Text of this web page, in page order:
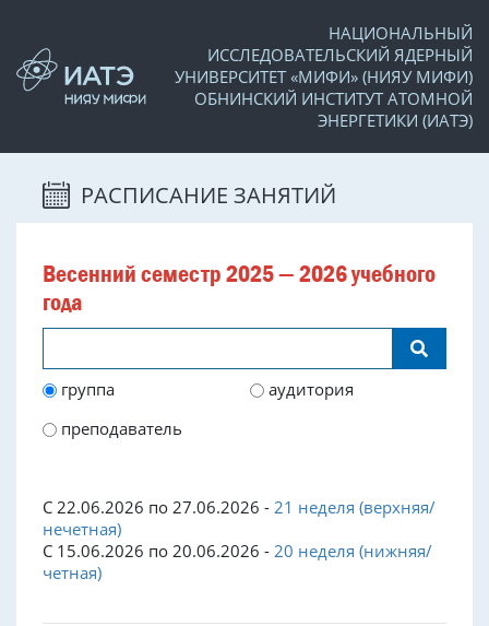
НАЦИОНАЛЬНЫЙ
ИССЛЕДОВАТЕЛЬСКИЙ ЯДЕРНЫЙ
УНИВЕРСИТЕТ «МИФИ» (НИЯУ МИФИ)
ОБНИНСКИЙ ИНСТИТУТ АТОМНОЙ
ЭНЕРГЕТИКИ (ИАТЭ)
РАСПИСАНИЕ ЗАНЯТИЙ
Весенний семестр 2025 — 2026 учебного
года
группа
аудитория
преподаватель
С 22.06.2026 по 27.06.2026 - 21 неделя (верхняя/
нечетная)
С 15.06.2026 по 20.06.2026 - 20 неделя (нижняя/
четная)